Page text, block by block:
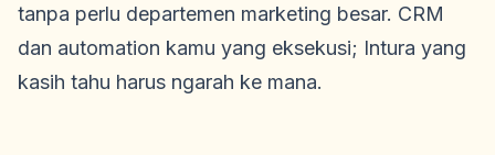
tanpa perlu departemen marketing besar. CRM
dan automation kamu yang eksekusi; Intura yang
kasih tahu harus ngarah ke mana.